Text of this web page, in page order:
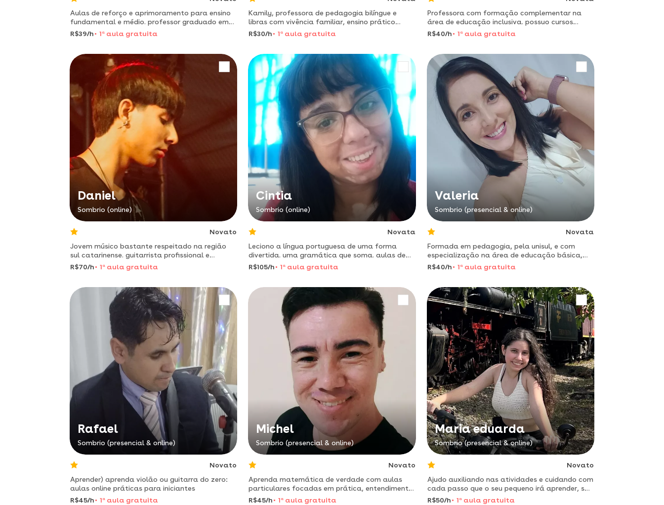
Aulas de reforço e aprimoramento para ensino
fundamental e médio. professor graduado em
filosofia pela ufsc, mestrando em filosofia pela
ufrgs. possui também licenciatura em sociologia
R$39/h 1 a aula gratuita
Kamily, professora de pedagogia bilíngue e
libras com vivência familiar, ensino prático
focado na comunicação real
R$30/h 1 a aula gratuita
Professora com formação complementar na
área de educação inclusiva. possuo cursos
voltados à inclusão escolar, práticas
pedagógicas e desenvolvimento de
atendimento
R$40/h 1 aaula gratuita
Daniel
Sombrio (online)
Novato
Jovem músico bastante respeitado na região
sul catarinense. guitarrista profissional e
professor de violão.
R$70/h 1 a aula gratuita
Cintia
Sombrio (online)
Novata
Leciono a língua portuguesa de uma forma
divertida. uma gramática que soma. aulas de
reforço escolar e compreensão acerca do
conteúdo de ensino fundamental 6-9 ano. é
R$105/h 1 a aula gratuita
Valeria
Sombrio (presencial & online)
Novata
Formada em pedagogia, pela unisul, e com
especialização na área de educação básica,
educação infantil e anos iniciais com ênfase em
ludopedagogia e literatura infantil, pela
R$40/h 1 aaula gratuita
Rafael
Sombrio (presencial & online)
Novato
Aprender) aprenda violão ou guitarra do zero:
aulas online práticas para iniciantes
R$45/h
1 a aula gratuita
Michel
Sombrio (presencial & online)
Novato
Aprenda matemática de verdade com aulas
particulares focadas em prática, entendimento
e resultados.
R$45/h 1 a aula gratuita
Maria eduarda
Sombrio (presencial & online)
Novato
Ajudo auxiliando nas atividades e cuidando com
cada passo que o seu pequeno irá aprender, sou
comprometida e pontual
R$50/h 1 aaula gratuita